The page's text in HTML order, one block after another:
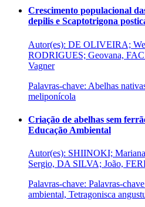
Crescimento populacional
depilis e Scaptotrigona
Autor(es): DE OLIVEIRA;
RODRIGUES; Geovana,
Vagner
Palavras-chave: Abelhas
meliponícola
Criação de abelhas sem
Educação Ambiental
Autor(es): SHIINOKI;
Sergio, DA SILVA; João,
Palavras-chave: Palavras-
ambiental, Tetragonisca